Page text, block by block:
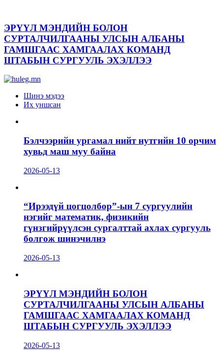
ЭРҮҮЛ МЭНДИЙН БОЛОН
СУРТАЛЧИЛГААНЫ УЛСЫН АЛБАНЫ
ГАМШГААС ХАМГААЛАХ КОМАНД
ШТАБЫН СУРГУУЛЬ ЭХЭЛЛЭЭ
Шинэ мэдээ
Их уншсан
Бэлчээрийн ургамал нийт нутгийн 10 орчим
хувьд маш муу байна
2026-05-13
“Ирээдүй цогцолбор”-ын 7 сургуулийн
нэгийг математик, физикийн
гүнзгийрүүлсэн сургалттай ахлах сургууль
болгож шинэчилнэ
2026-05-13
ЭРҮҮЛ МЭНДИЙН БОЛОН
СУРТАЛЧИЛГААНЫ УЛСЫН АЛБАНЫ
ГАМШГААС ХАМГААЛАХ КОМАНД
ШТАБЫН СУРГУУЛЬ ЭХЭЛЛЭЭ
2026-05-13